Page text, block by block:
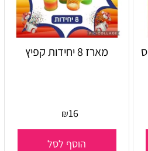
מארז 8 יחידות קפיץ
₪16
הוסף לסל